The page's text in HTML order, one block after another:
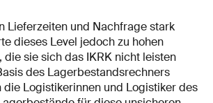
Lieferzeiten und Nachfrage stark
dieses Level jedoch zu hohen
die sie sich das IKRK nicht leisten
des Lagerbestandsrechners
Logistikerinnen und Logistiker des